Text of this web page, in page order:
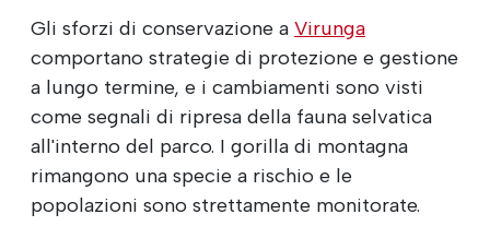
Gli sforzi di conservazione a Virunga
comportano strategie di protezione e gestione
a lungo termine, e i cambiamenti sono visti
come segnali di ripresa della fauna selvatica
all'interno del parco. I gorilla di montagna
rimangono una specie a rischio e le
popolazioni sono strettamente monitorate.